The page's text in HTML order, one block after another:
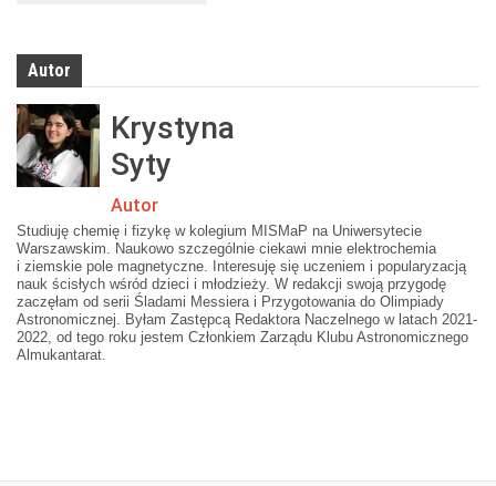
Autor
Krystyna
Syty
Autor
Studiuję chemię i fizykę w kolegium MISMaP na Uniwersytecie
Warszawskim. Naukowo szczególnie ciekawi mnie elektrochemia
i ziemskie pole magnetyczne. Interesuję się uczeniem i popularyzacją
nauk ścisłych wśród dzieci i młodzieży. W redakcji swoją przygodę
zaczęłam od serii Śladami Messiera i Przygotowania do Olimpiady
Astronomicznej. Byłam Zastępcą Redaktora Naczelnego w latach 2021-
2022, od tego roku jestem Członkiem Zarządu Klubu Astronomicznego
Almukantarat.